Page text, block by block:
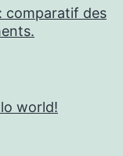
comparatif des
world!